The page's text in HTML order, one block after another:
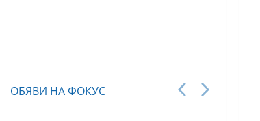
ОБЯВИ НА ФОКУС